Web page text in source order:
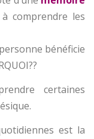
comprendre les
bénéficie
certaines
est la